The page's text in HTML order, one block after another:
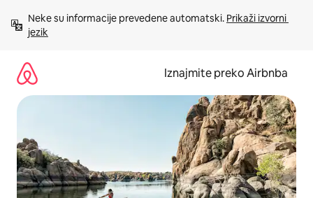
sadržaj
Neke su informacije prevedene automatski. Prikaži izvorni
jezik
Iznajmite preko Airbnba